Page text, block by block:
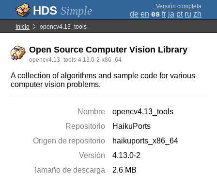
Simple ; Versión completa
de en es fr ja pt ru zh
Inicio opencv4.13_tools
Open Source Computer Vision Library
opencv4.13_tools-4.13.0-2-x86_64
A collection of algorithms and sample code for various
computer vision problems.
Nombre
opencv4.13_tools
Repositorio
HaikuPorts
Origen de repositorio
haikuports_x86_64
Versión
4.13.0-2
Tamaño de descarga
2.6 MB